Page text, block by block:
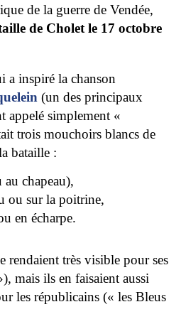
de la guerre de Vendée,
de Cholet le 17 octobre
a inspiré la chanson
(un des principaux
appelé simplement «
trois mouchoirs blancs de
bataille :
chapeau),
ou sur la poitrine,
en écharpe.
rendaient très visible pour ses
mais ils en faisaient aussi
les républicains (« les Bleus